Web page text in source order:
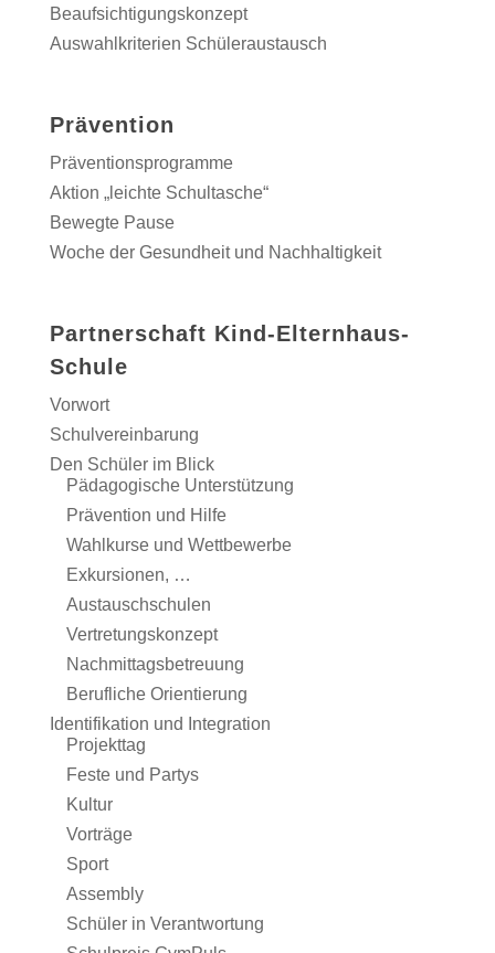
Beaufsichtigungskonzept
Auswahlkriterien Schüleraustausch
Prävention
Präventionsprogramme
Aktion „leichte Schultasche“
Bewegte Pause
Woche der Gesundheit und Nachhaltigkeit
Partnerschaft Kind-Elternhaus-
Schule
Vorwort
Schulvereinbarung
Den Schüler im Blick
Pädagogische Unterstützung
Prävention und Hilfe
Wahlkurse und Wettbewerbe
Exkursionen, …
Austauschschulen
Vertretungskonzept
Nachmittagsbetreuung
Berufliche Orientierung
Identifikation und Integration
Projekttag
Feste und Partys
Kultur
Vorträge
Sport
Assembly
Schüler in Verantwortung